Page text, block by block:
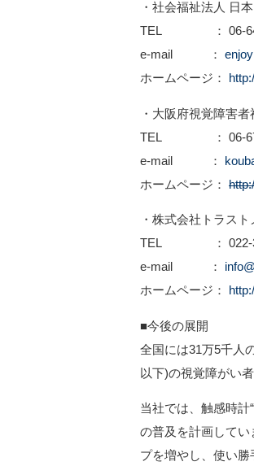
・社会福祉法人 日
TEL ： 06-
e-mail ：
ホームページ：
・大阪府視覚障害者
TEL ： 06-
e-mail ：
ホームページ：
・株式会社トラス
TEL ： 022-
e-mail ：
ホームページ：
■今後の展開
全国には31万5千人
以下)の視覚障がい
当社では、触感時計
の普及を計画してい
プを増やし、使い勝